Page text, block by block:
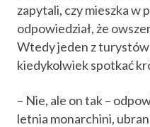
zapytali, czy mieszka w
odpowiedział, że
Wtedy jeden z turystów
kiedykolwiek spotkać
– Nie, ale on tak –
letnia monarchini,